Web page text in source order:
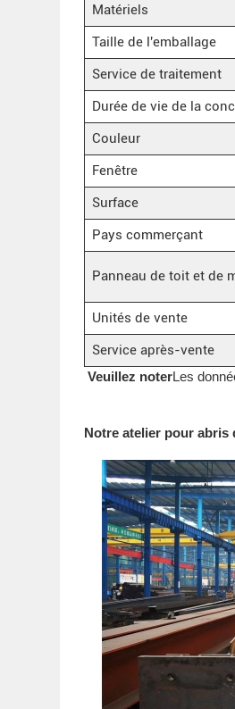
Matériels
Taille de l'emballage
Service de traitement
Durée de vie de la
Couleur
Fenêtre
Surface
Pays commerçant
Panneau de toit et de
Unités de vente
Service après-vente
Veuillez noterLes
Notre atelier pour abris